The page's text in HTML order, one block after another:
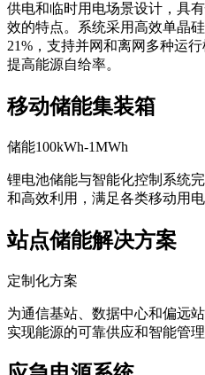
供电和临时用电场景设计，具
效的特点。系统采用高效单晶
21%，支持并网和离网多种运
提高能源自给率。
移动储能集装箱
储能100kWh-1MWh
锂电池储能与智能化控制系统
和高效利用，满足各类移动用电
站点储能解决方案
定制化方案
为通信基站、数据中心和偏远
实现能源的可靠供应和智能管理